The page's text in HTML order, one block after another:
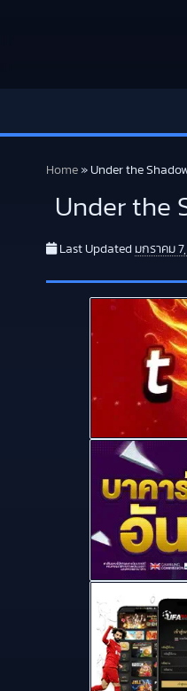
Home » Under the
Under the
Last Updated มกราคม